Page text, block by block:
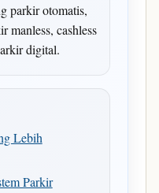
parkir otomatis,
manless, cashless
digital.
Lebih
Parkir